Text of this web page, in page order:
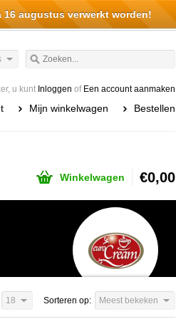
u kunt Inloggen of Een account aanmaken
Mijn winkelwagen Bestellen
Winkelwagen €0,00
Sorteren op: Meest bekeken
18
augustus verwerkt worden!